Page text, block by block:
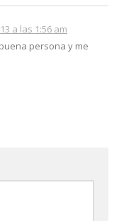
a las 1:56 am
persona y me